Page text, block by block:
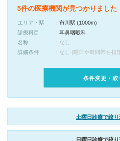
5件の医療機関が見つかりました
エリア・駅
市川駅 (1000m)
診療科目
耳鼻咽喉科
名称
なし
詳細条件
なし (曜日や時間帯を指
条件変更・絞
土曜日診療で絞
日曜日診療で絞